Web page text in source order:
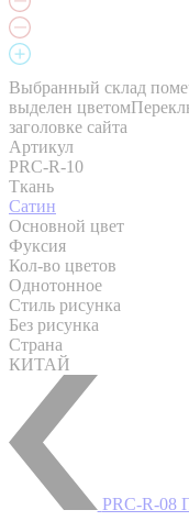
Выбранный склад
выделен цветом
заголовке сайта
Артикул
PRC-R-10
Ткань
Сатин
Основной цвет
Фуксия
Кол-во цветов
Однотонное
Стиль рисунка
Без рисунка
Страна
КИТАЙ
PRC-R-08